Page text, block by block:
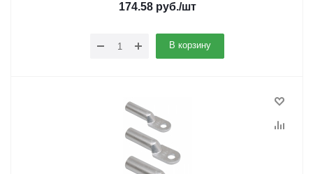
174.58руб./шт
В корзину